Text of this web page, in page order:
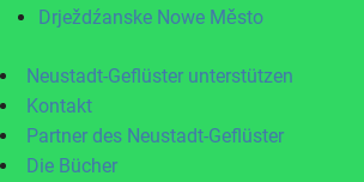
Drježdźanske Nowe Město
Neustadt-Geflüster unterstützen
Kontakt
Partner des Neustadt-Geflüster
Die Bücher